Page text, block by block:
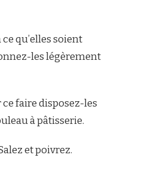
qu’elles soient
les légèrement
faire disposez-les
à pâtisserie.
et poivrez.